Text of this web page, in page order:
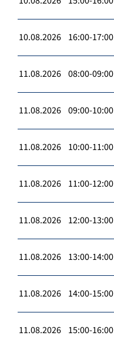
10.08.2026 16:00-17:00
11.08.2026 08:00-09:00
11.08.2026 09:00-10:00
11.08.2026 10:00-11:00
11.08.2026 11:00-12:00
11.08.2026 12:00-13:00
11.08.2026 13:00-14:00
11.08.2026 14:00-15:00
11.08.2026 15:00-16:00